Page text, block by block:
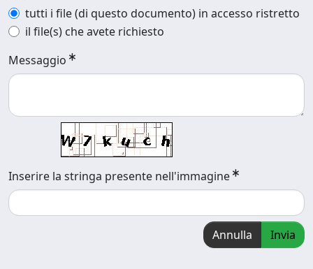
tutti i file (di questo documento) in accesso ristretto
il file(s) che avete richiesto
Messaggio
Inserire la stringa presente nell'immagine
Annulla Invia